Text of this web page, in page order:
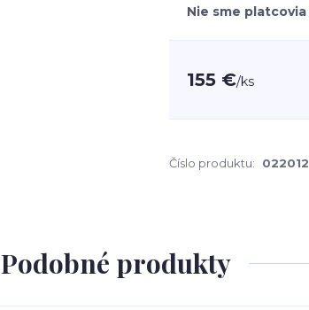
Nie sme platcovia
155 €/ks
Číslo produktu:
Podobné produkty